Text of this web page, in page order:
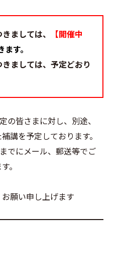
ましては、
【開催中
す。
ましては、予定どおり
の皆さまに対し、別途、
講を予定しております。
でにメール、郵送等でご
。
願い申し上げます